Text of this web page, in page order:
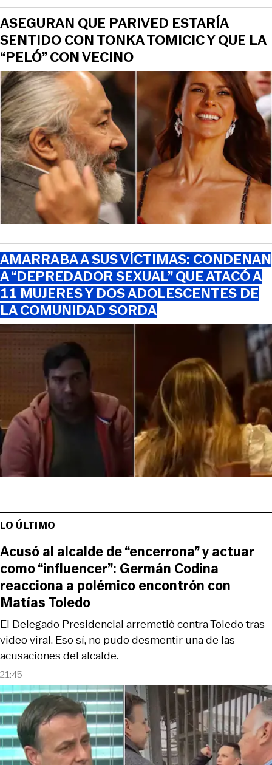
ASEGURAN QUE PARIVED ESTARÍA
SENTIDO CON TONKA TOMICIC Y QUE LA
“PELÓ” CON VECINO
AMARRABA A SUS VÍCTIMAS: CONDENAN
A “DEPREDADOR SEXUAL” QUE ATACÓ A
11 MUJERES Y DOS ADOLESCENTES DE
LA COMUNIDAD SORDA
LO ÚLTIMO
21:45
El Delegado Presidencial arremetió contra Toledo tras
video viral. Eso sí, no pudo desmentir una de las
acusaciones del alcalde.
Acusó al alcalde de “encerrona” y actuar
como “influencer”: Germán Codina
reacciona a polémico encontrón con
Matías Toledo